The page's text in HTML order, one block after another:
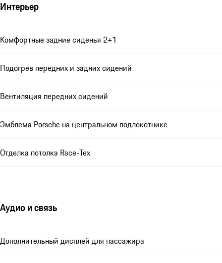
Интерьер
Комфортные задние сиденья 2+1
Подогрев передних и задних сидений
Вентиляция передних сидений
Эмблема Porsche на центральном подлокотнике
Отделка потолка Race-Tex
Аудио и связь
Дополнительный дисплей для пассажира